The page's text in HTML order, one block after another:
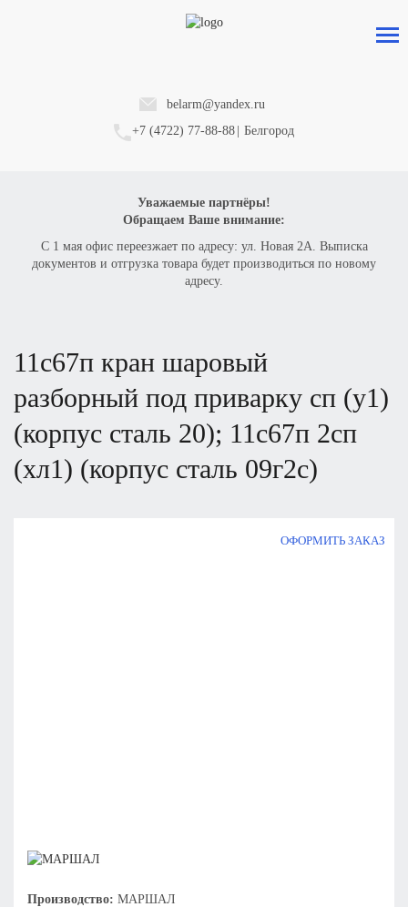
belarm@yandex.ru
+7 (4722) 77-88-88
Белгород
Уважаемые партнёры!
Обращаем Ваше внимание:
С 1 мая офис переезжает по адресу: ул. Новая 2А. Выписка
документов и отгрузка товара будет производиться по новому
адресу.
11с67п кран шаровый
разборный под приварку сп (у1)
(корпус сталь 20); 11с67п 2сп
(хл1) (корпус сталь 09г2с)
ОФОРМИТЬ ЗАКАЗ
Производство: МАРШАЛ